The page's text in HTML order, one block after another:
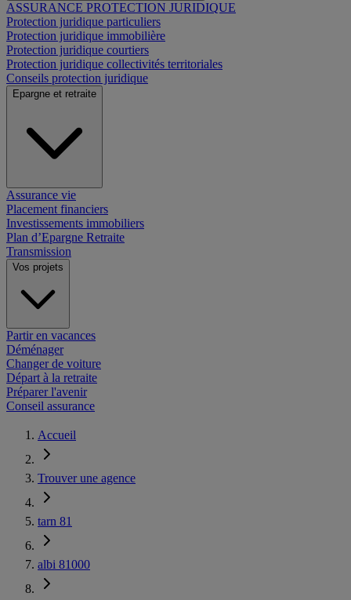
ASSURANCE PROTECTION JURIDIQUE
Protection juridique particuliers
Protection juridique immobilière
Protection juridique courtiers
Protection juridique collectivités territoriales
Conseils protection juridique
Epargne et retraite
Assurance vie
Placement financiers
Investissements immobiliers
Plan d’Epargne Retraite
Transmission
Vos projets
Partir en vacances
Déménager
Changer de voiture
Départ à la retraite
Préparer l'avenir
Conseil assurance
Accueil
Trouver une agence
tarn 81
albi 81000